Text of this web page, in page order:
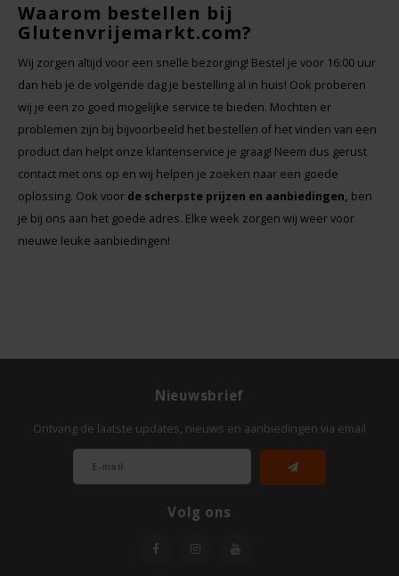
Waarom bestellen bij
Glutenvrijemarkt.com?
Wij zorgen altijd voor een snelle bezorging! Bestel je voor 16:00 uur
dan heb je de volgende dag je bestelling al in huis! Ook proberen
wij je een zo goed mogelijke service te bieden. Mochten er
problemen zijn bij bijvoorbeeld het bestellen of het vinden van een
product dan helpt onze klantenservice je graag! Neem dus gerust
contact met ons op en wij helpen je zoeken naar een goede
oplossing. Ook voor de scherpste prijzen en aanbiedingen, ben
je bij ons aan het goede adres. Elke week zorgen wij weer voor
nieuwe leuke aanbiedingen!
Nieuwsbrief
Ontvang de laatste updates, nieuws en aanbiedingen via email
Volg ons